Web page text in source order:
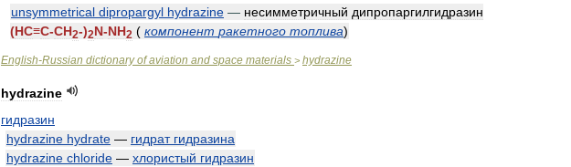
unsymmetrical dipropargyl hydrazine — несимметричный дипропаргилгидразин
(HC≡C-CH2-)2N-NH2 ( компонент ракетного топлива)
English-Russian dictionary of aviation and space materials > hydrazine
hydrazine
гидразин
hydrazine hydrate — гидрат гидразина
hydrazine chloride — хлористый гидразин